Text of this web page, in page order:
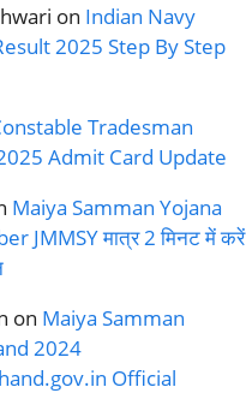
on Indian Navy
2025 Step By Step
Tradesman
Admit Card Update
Maiya Samman Yojana
JMMSY मात्र 2 मिनट में करें
on Maiya Samman
2024
Official